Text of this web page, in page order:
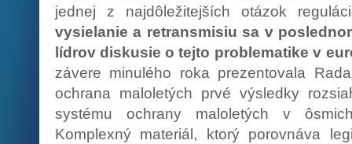
jednej z najdôležitejších otázok
vysielanie a retransmisiu sa v
lídrov diskusie o tejto problematike v
závere minulého roka prezentovala
ochrana maloletých prvé výsledky
systému ochrany maloletých v
Komplexný materiál, ktorý porovnáva